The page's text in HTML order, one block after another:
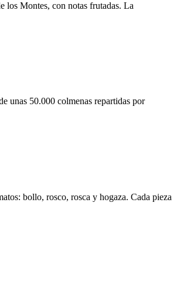
Montes, con notas frutadas. La
unas 50.000 colmenas repartidas por
bollo, rosco, rosca y hogaza. Cada pieza